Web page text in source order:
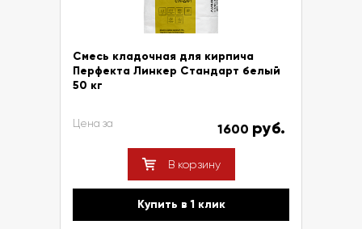
Смесь кладочная для кирпича
Перфекта Линкер Стандарт белый
50 кг
Цена за 1600 руб.
В корзину
Купить в 1 клик